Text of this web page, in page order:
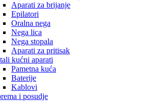
Aparati za brijanje
Epilatori
Oralna nega
Nega lica
Nega stopala
Aparati za pritisak
kućni aparati
Pametna kuća
Baterije
Kablovi
i posudje